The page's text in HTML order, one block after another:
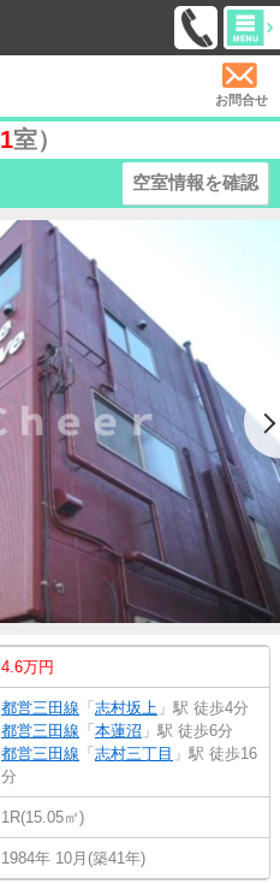
お問合せ
1室）
空室情報を確認
4.6万円
都営三田線 「 志村坂上 」駅 徒歩4分
都営三田線 「 本蓮沼 」駅 徒歩6分
都営三田線 「 志村三丁目 」駅 徒歩16
分
1R(15.05㎡)
1984年 10月(築41年)